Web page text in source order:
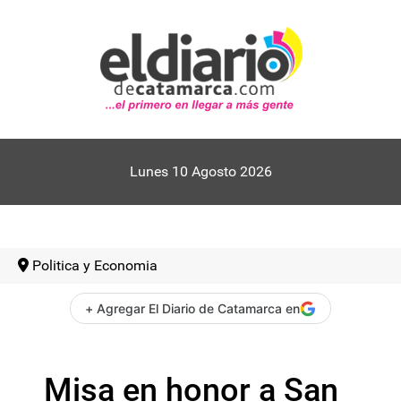
Lunes 10 Agosto 2026
Politica y Economia
+ Agregar El Diario de Catamarca en
Misa en honor a San